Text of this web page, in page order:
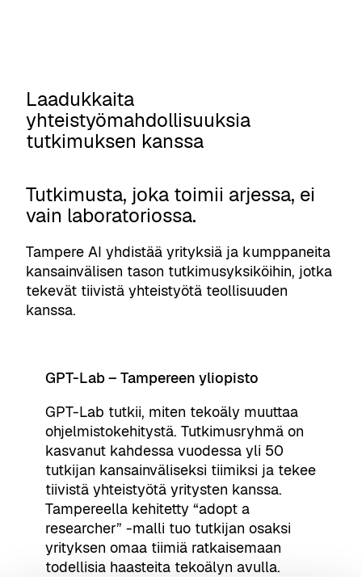
Laadukkaita
yhteistyömahdollisuuksia
tutkimuksen kanssa
Tutkimusta, joka toimii arjessa, ei
vain laboratoriossa.
Tampere AI yhdistää yrityksiä ja kumppaneita
kansainvälisen tason tutkimusyksiköihin, jotka
tekevät tiivistä yhteistyötä teollisuuden
kanssa.
GPT-Lab – Tampereen yliopisto
GPT-Lab tutkii, miten tekoäly muuttaa
ohjelmistokehitystä. Tutkimusryhmä on
kasvanut kahdessa vuodessa yli 50
tutkijan kansainväliseksi tiimiksi ja tekee
tiivistä yhteistyötä yritysten kanssa.
Tampereella kehitetty “adopt a
researcher” -malli tuo tutkijan osaksi
yrityksen omaa tiimiä ratkaisemaan
todellisia haasteita tekoälyn avulla.